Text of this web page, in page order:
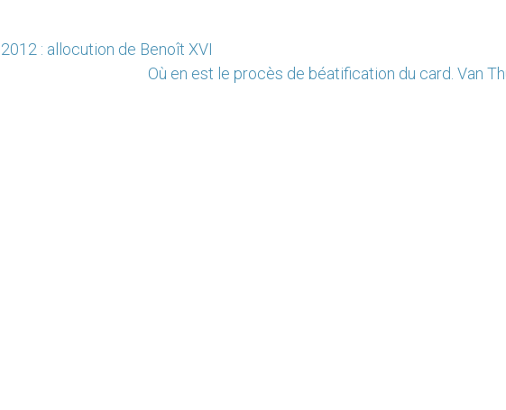
: allocution de Benoît XVI
Où en est le procès de béatification du card. Van